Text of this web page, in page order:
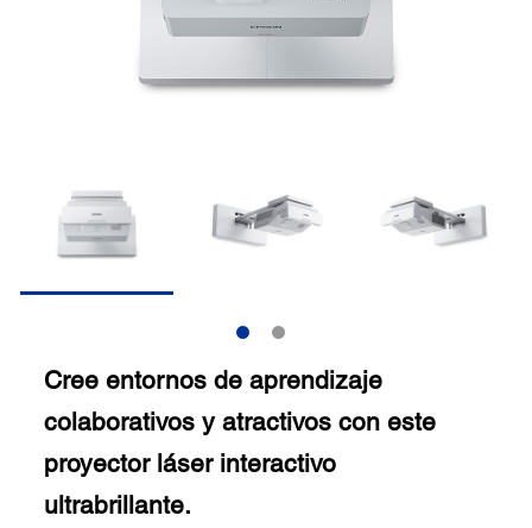
Cree entornos de aprendizaje
colaborativos y atractivos con este
proyector láser interactivo
ultrabrillante.